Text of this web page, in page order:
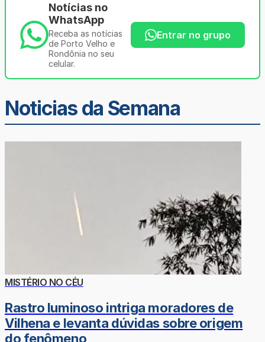
Notícias no
WhatsApp
Receba as notícias
de Porto Velho e
Rondônia no seu
celular.
Entrar no grupo
Noticias da Semana
MISTÉRIO NO CÉU
Rastro luminoso intriga moradores de
Vilhena e levanta dúvidas sobre origem
do fenômeno